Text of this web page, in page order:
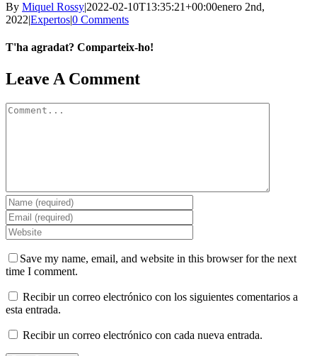
By Miquel Rossy|2022-02-10T13:35:21+00:00enero 2nd,
2022|Expertos|0 Comments
T'ha agradat? Comparteix-ho!
Facebook
X
LinkedIn
WhatsApp
Telegram
Email
Leave A Comment
Comment
Save my name, email, and website in this browser for the next
time I comment.
Recibir un correo electrónico con los siguientes comentarios a
esta entrada.
Recibir un correo electrónico con cada nueva entrada.